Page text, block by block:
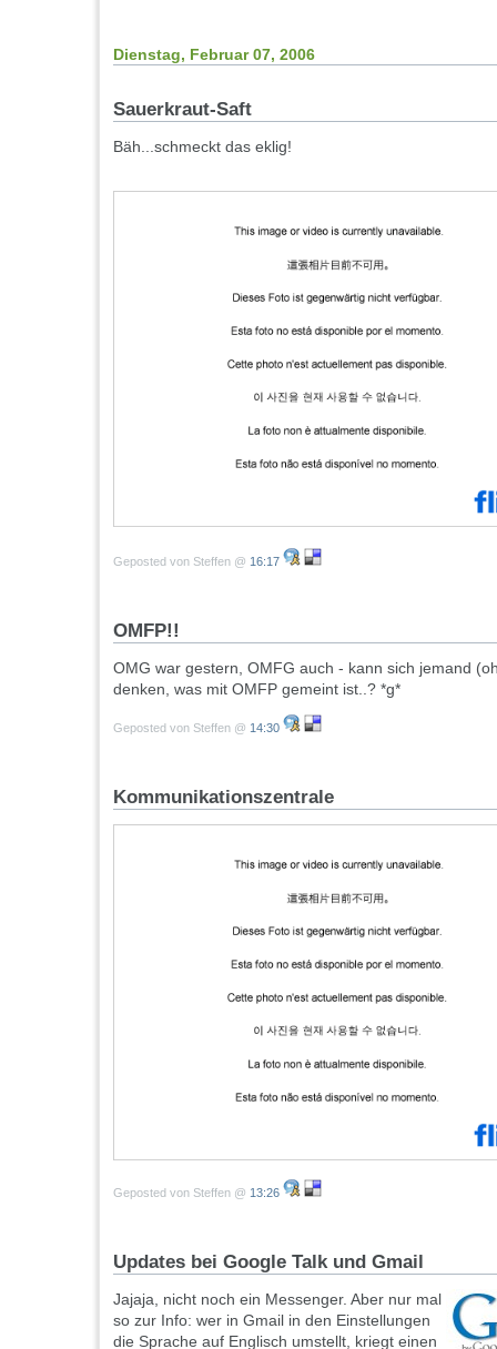
Dienstag, Februar 07, 2006
Sauerkraut-Saft
Bäh...schmeckt das eklig!
Geposted von Steffen @ 16:17
OMFP!!
OMG war gestern, OMFG auch - kann sich jemand
denken, was mit OMFP gemeint ist..? *g*
Geposted von Steffen @ 14:30
Kommunikationszentrale
Geposted von Steffen @ 13:26
Updates bei Google Talk und Gmail
Jajaja, nicht noch ein Messenger. Aber nur mal
so zur Info: wer in Gmail in den Einstellungen
die Sprache auf Englisch umstellt, kriegt einen